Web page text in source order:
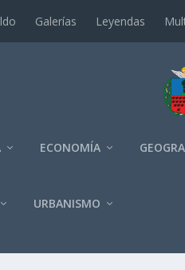
Galerí­as Leyendas
ECONOMÍA
URBANISMO